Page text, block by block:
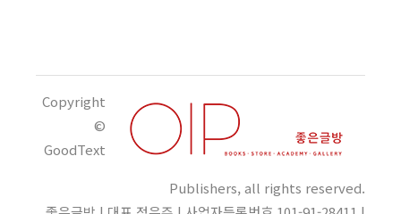
Copyright
©
GoodText
Publishers, all rights reserved.